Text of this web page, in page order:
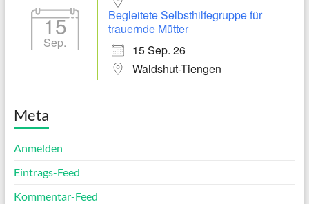
15
Sep.
Begleitete Selbsthilfegruppe für
trauernde Mütter
15 Sep. 26
Waldshut-Tiengen
Meta
Anmelden
Eintrags-Feed
Kommentar-Feed